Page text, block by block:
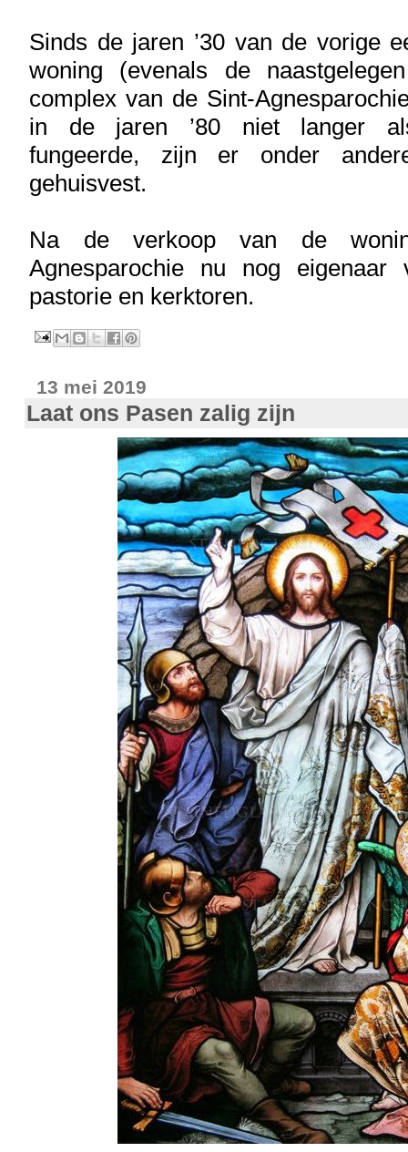
Sinds de jaren ’30 van de vorige
woning (evenals de
complex van de Sint-
in de jaren ’80 niet langer
fungeerde, zijn er onder
gehuisvest.
Na de verkoop van de
Agnesparochie nu nog eigenaar
pastorie en kerktoren.
13 mei 2019
Laat ons Pasen zalig zijn